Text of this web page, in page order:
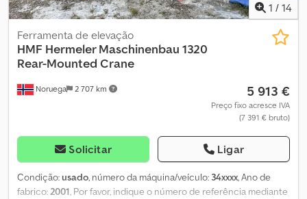
1 / 14
Noruega 2 707 km
Ferramenta de elevação
HMF Hermeler Maschinenbau 1320
Rear-Mounted Crane
5 913 €
Preço fixo acresce IVA
(7 391 € bruto)
Solicitar Ligar
Condição:usado, número da máquina/veículo: 34xxxx, Ano de
fabrico:2001, Por favor, indique o número de referência mediante